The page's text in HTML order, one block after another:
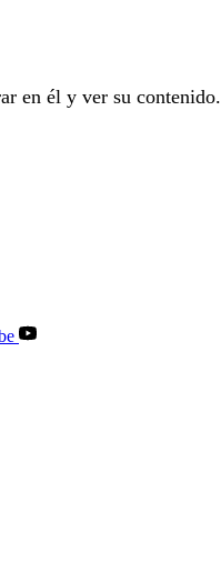
en él y ver su contenido.